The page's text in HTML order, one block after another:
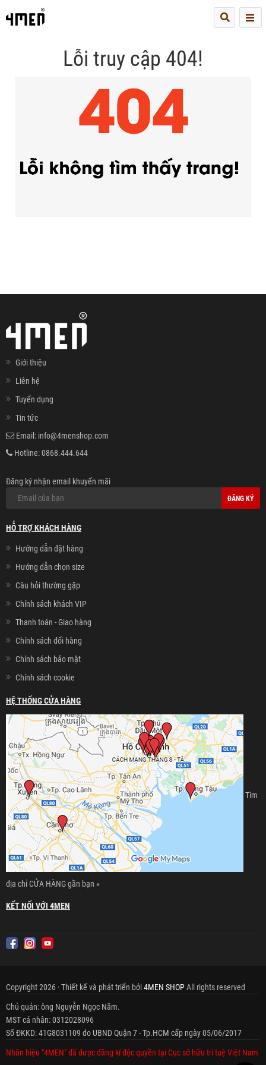
Lỗi truy cập 404!
Giới thiệu
Liên hệ
Tuyển dụng
Tin tức
Email: info@4menshop.com
Hotline:0868.444.644
Đăng ký nhận email khuyến mãi
ĐĂNG KÝ
HỖ TRỢ KHÁCH HÀNG
Hướng dẫn đặt hàng
Hướng dẫn chọn size
Câu hỏi thường gặp
Chính sách khách VIP
Thanh toán - Giao hàng
Chính sách đổi hàng
Chính sách bảo mật
Chính sách cookie
HỆ THỐNG CỬA HÀNG
Tìm
địa chỉ CỬA HÀNG gần bạn »
KẾT NỐI VỚI 4MEN
Copyright 2026 · Thiết kế và phát triển bởi4MEN SHOPAll rights reserved
Chủ quản: ông Nguyễn Ngọc Năm.
MST cá nhân: 0312028096
Số ĐKKD: 41G8031109 do UBND Quận 7 - Tp.HCM cấp ngày 05/06/2017
Nhãn hiệu "4MEN" đã được đăng kí độc quyền tại Cục sở hữu trí tuệ Việt Nam